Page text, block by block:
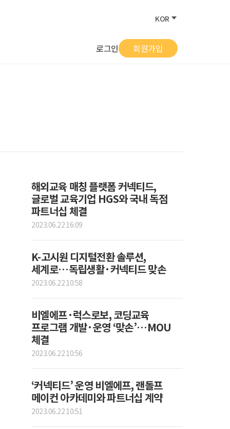
KOR
로그인 회원가입
해외교육 매칭 플랫폼 커넥티드,
글로벌 교육기업 HGS와 국내 독점
파트너십 체결
2023.06.22 16:09
K-고시원 디지털전환 솔루션,
세계로…독립생활·커넥티드 맞손
2023.06.22 10:58
비엘에프·럭스로보, 코딩교육
프로그램 개발·운영 ‘맞손’…MOU
체결
2023.06.22 10:56
‘커넥티드’ 운영 비엘에프, 랜돌프
메이컨 아카데미와 파트너십 계약
2023.06.22 10:51